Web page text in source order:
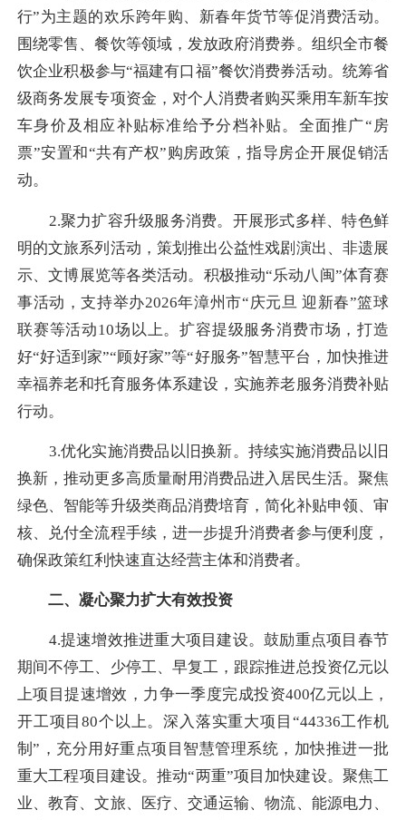
行”为主题的欢乐跨年购、新春年货节等促消费活动。
围绕零售、餐饮等领域，发放政府消费券。组织全市餐
饮企业积极参与“福建有口福”餐饮消费券活动。统筹省
级商务发展专项资金，对个人消费者购买乘用车新车按
车身价及相应补贴标准给予分档补贴。全面推广“房
票”安置和“共有产权”购房政策，指导房企开展促销活
动。
2.聚力扩容升级服务消费。开展形式多样、特色鲜
明的文旅系列活动，策划推出公益性戏剧演出、非遗展
示、文博展览等各类活动。积极推动“乐动八闽”体育赛
事活动，支持举办2026年漳州市“庆元旦 迎新春”篮球
联赛等活动10场以上。扩容提级服务消费市场，打造
好“好适到家”“顾好家”等“好服务”智慧平台，加快推进
幸福养老和托育服务体系建设，实施养老服务消费补贴
行动。
3.优化实施消费品以旧换新。持续实施消费品以旧
换新，推动更多高质量耐用消费品进入居民生活。聚焦
绿色、智能等升级类商品消费培育，简化补贴申领、审
核、兑付全流程手续，进一步提升消费者参与便利度，
确保政策红利快速直达经营主体和消费者。
二、凝心聚力扩大有效投资
4.提速增效推进重大项目建设。鼓励重点项目春节
期间不停工、少停工、早复工，跟踪推进总投资亿元以
上项目提速增效，力争一季度完成投资400亿元以上，
开工项目80个以上。深入落实重大项目“44336工作机
制”，充分用好重点项目智慧管理系统，加快推进一批
重大工程项目建设。推动“两重”项目加快建设。聚焦工
业、教育、文旅、医疗、交通运输、物流、能源电力、